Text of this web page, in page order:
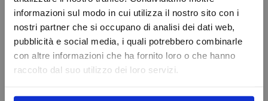
informazioni sul modo in cui utilizza il nostro sito con i
nostri partner che si occupano di analisi dei dati web,
pubblicità e social media, i quali potrebbero combinarle
con altre informazioni che ha fornito loro o che hanno
raccolto dal suo utilizzo dei loro servizi.
Online Booking
Service Eschini Auto
Magazzino e Ricambi
VAI ALLA HOMEPAGE
Attenzione
Caricamento veicoli non riuscito